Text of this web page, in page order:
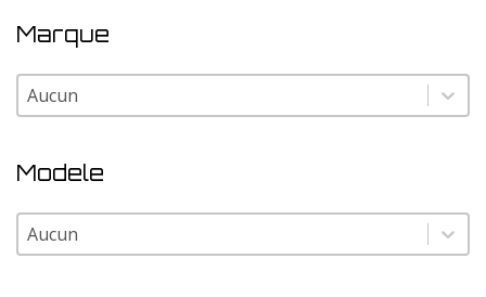
Marque
Marque
Marque
Modele
Modele
Modele